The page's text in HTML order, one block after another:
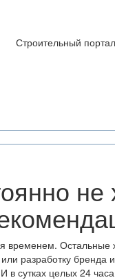
Строительный
не
временем. Остальные
разработку бренда
в сутках целых 24